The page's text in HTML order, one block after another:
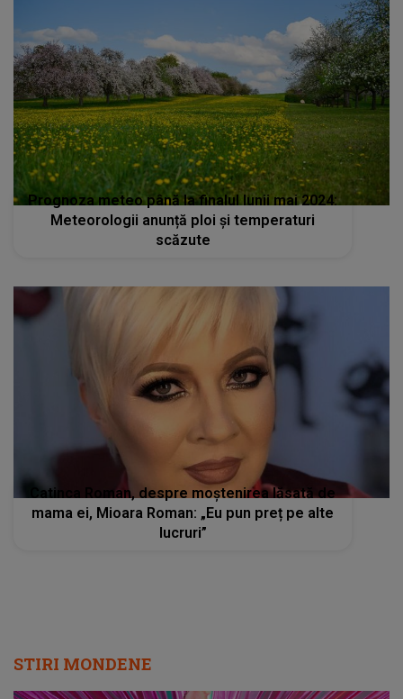
Prognoza meteo până la finalul lunii mai 2024:
Meteorologii anunță ploi și temperaturi
scăzute
Catinca Roman, despre moștenirea lăsată de
mama ei, Mioara Roman: „Eu pun preț pe alte
lucruri”
STIRI MONDENE